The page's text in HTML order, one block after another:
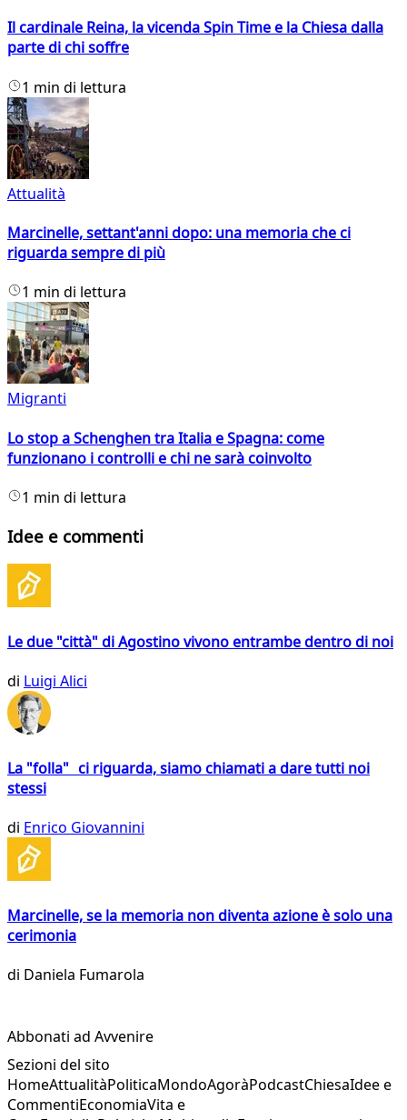
Il cardinale Reina, la vicenda Spin Time e la Chiesa dalla
parte di chi soffre
1 min di lettura
Attualità
Marcinelle, settant'anni dopo: una memoria che ci
riguarda sempre di più
1 min di lettura
Migranti
Lo stop a Schenghen tra Italia e Spagna: come
funzionano i controlli e chi ne sarà coinvolto
1 min di lettura
Idee e commenti
Le due "città" di Agostino vivono entrambe dentro di noi
di Luigi Alici
La "folla" ci riguarda, siamo chiamati a dare tutti noi
stessi
di Enrico Giovannini
Marcinelle, se la memoria non diventa azione è solo una
cerimonia
di Daniela Fumarola
Abbonati ad Avvenire
Sezioni del sito
HomeAttualitàPoliticaMondoAgoràPodcastChiesaIdee e
CommentiEconomiaVita e